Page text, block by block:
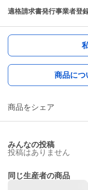
適格請求書発行事業者登
商品につ
商品をシェア
みんなの投稿
投稿はありません
同じ生産者の商品